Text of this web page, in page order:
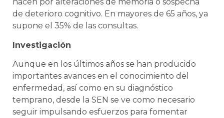
hacen por alteraciones de memoria o sospecha
de deterioro cognitivo. En mayores de 65 años, ya
supone el 35% de las consultas.
Investigación
Aunque en los últimos años se han producido
importantes avances en el conocimiento del
enfermedad, así como en su diagnóstico
temprano, desde la SEN se ve como necesario
seguir impulsando esfuerzos para fomentar